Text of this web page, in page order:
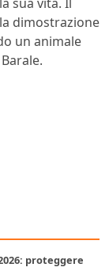
dimostrazione
un animale
proteggere